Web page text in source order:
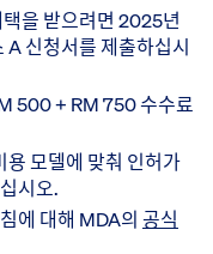
을 받으려면 2025년
A 신청서를 제출하십시
500 + RM 750 수수료
용 모델에 맞춰 인허가
시오.
에 대해 MDA의 공식